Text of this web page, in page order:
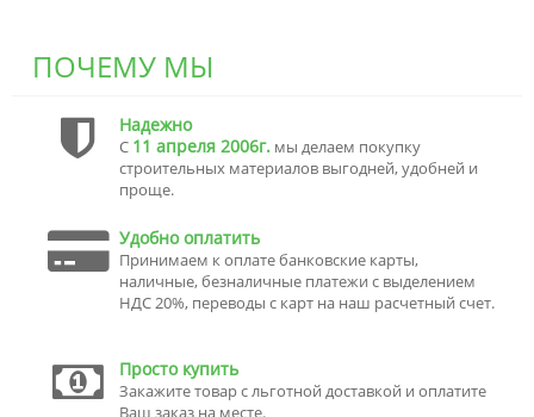
ПОЧЕМУ МЫ
Надежно
С 11 апреля 2006г. мы делаем покупку
строительных материалов выгодней, удобней и
проще.
Удобно оплатить
Принимаем к оплате банковские карты,
наличные, безналичные платежи с выделением
НДС 20%, переводы с карт на наш расчетный счет.
Просто купить
Закажите товар с льготной доставкой и оплатите